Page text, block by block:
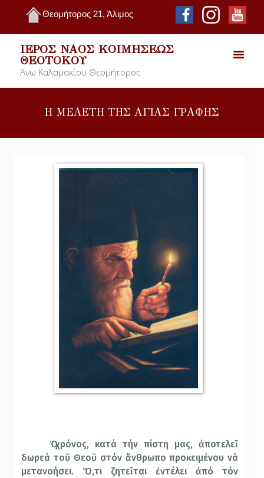
Θεομήτορος 21, Άλιμος
ΙΕΡΌΣ ΝΑΌΣ ΚΟΙΜΉΣΕΩΣ
ΘΕΟΤΌΚΟΥ
Άνω Καλαμακίου Θεομήτορος
Η ΜΕΛΕΤΗ ΤΗΣ ΑΓΙΑΣ ΓΡΑΦΗΣ
Ὁ χρόνος, κατά τήν πίστη μας, ἀποτελεῖ
δωρεά τοῦ Θεοῦ στόν ἄνθρωπο προκειμένου νά
μετανοήσει. Ὅ,τι ζητεῖται ἐντέλει ἀπό τόν